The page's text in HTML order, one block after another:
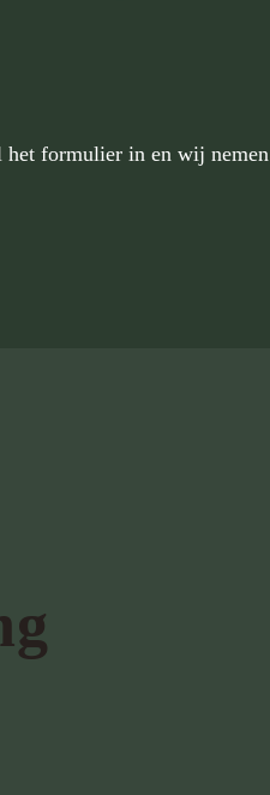
het formulier in en wij nemen